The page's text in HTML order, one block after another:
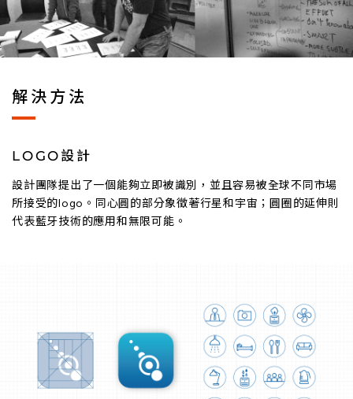
解決方法
LOGO設計
設計團隊提出了一個能夠立即被識別，並且容易被全球不同市場
所接受的logo。同心圓的部分象徵著行星和宇宙；圓圈的延伸則
代表藍牙技術的應用和無限可能。